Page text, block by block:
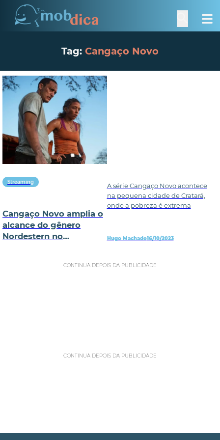
Tag: Cangaço Novo
Streaming
Cangaço Novo amplia o
alcance do gênero
Nordestern no
A série Cangaço Novo acontece
na pequena cidade de Cratará,
onde a pobreza é extrema
Hugo Machado16/10/2023
CONTINUA DEPOIS DA PUBLICIDADE
CONTINUA DEPOIS DA PUBLICIDADE